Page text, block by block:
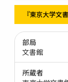
『東京大学文
部局
文書館
所蔵者